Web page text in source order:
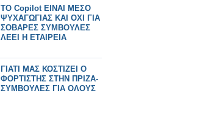
TO Copilot ΕΙΝΑΙ ΜΕΣΟ
ΨΥΧΑΓΩΓΙΑΣ ΚΑΙ ΟΧΙ ΓΙΑ
ΣΟΒΑΡΕΣ ΣΥΜΒΟΥΛΕΣ
ΛΕΕΙ Η ΕΤΑΙΡΕΙΑ
ΓΙΑΤΙ ΜΑΣ ΚΟΣΤΙΖΕΙ Ο
ΦΟΡΤΙΣΤΗΣ ΣΤΗΝ ΠΡΙΖΑ-
ΣΥΜΒΟΥΛΕΣ ΓΙΑ ΟΛΟΥΣ